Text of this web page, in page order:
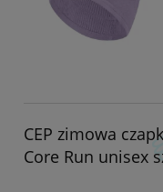
CEP zimowa
Core Run unisex